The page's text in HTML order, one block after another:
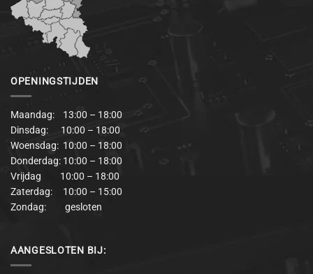
OPENINGSTIJDEN
Maandag: 13:00 – 18:00
Dinsdag: 10:00 – 18:00
Woensdag: 10:00 – 18:00
Donderdag: 10:00 – 18:00
Vrijdag 10:00 – 18:00
Zaterdag: 10:00 – 15:00
Zondag: gesloten
AANGESLOTEN BIJ: